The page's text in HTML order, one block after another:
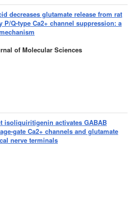
decreases glutamate release from rat
Q-type Ca2+ channel suppression: a
of Molecular Sciences
isoliquiritigenin activates GABAB
gate Ca2+ channels and glutamate
nerve terminals